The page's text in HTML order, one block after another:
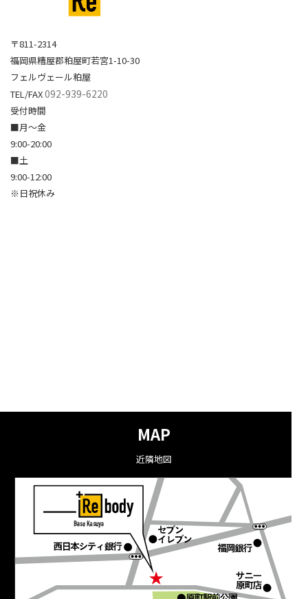
〒811-2314
福岡県糟屋郡粕屋町若宮1-10-30
フェルヴェール粕屋
TEL/FAX092-939-6220
受付時間
■月～金
9:00-20:00
■土
9:00-12:00
※日祝休み
MAP
近隣地図